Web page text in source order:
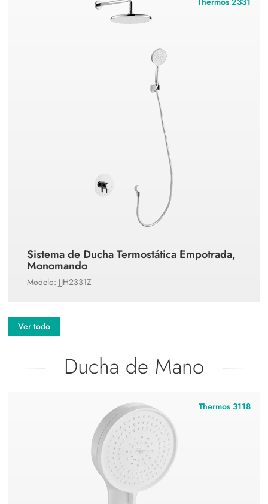
Sistema de Ducha Termostática Empotrada,
Monomando
Modelo: JJH2331Z
Ver todo
Ducha de Mano
Thermos 3118